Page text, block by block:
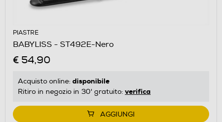
PIASTRE
BABYLISS - ST492E-Nero
€ 54,90
Acquisto online: disponibile
Ritiro in negozio in 30' gratuito: verifica
AGGIUNGI